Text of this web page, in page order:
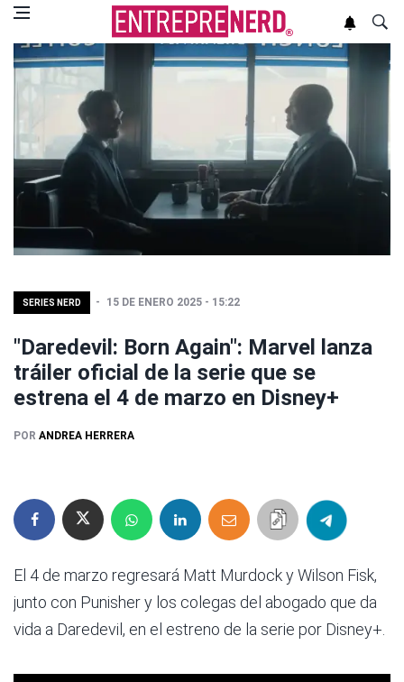
SERIES NERD 15 DE ENERO 2025 - 15:22
"Daredevil: Born Again": Marvel lanza
tráiler oficial de la serie que se
estrena el 4 de marzo en Disney+
POR ANDREA HERRERA
El 4 de marzo regresará Matt Murdock y Wilson Fisk,
junto con Punisher y los colegas del abogado que da
vida a Daredevil, en el estreno de la serie por Disney+.